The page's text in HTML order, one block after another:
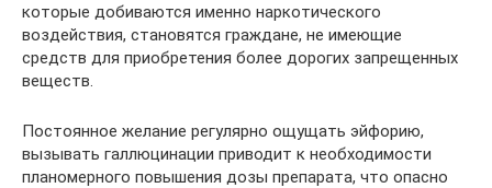
которые добиваются именно наркотического
воздействия, становятся граждане, не имеющие
средств для приобретения более дорогих запрещенных
веществ.
Постоянное желание регулярно ощущать эйфорию,
вызывать галлюцинации приводит к необходимости
планомерного повышения дозы препарата, что опасно